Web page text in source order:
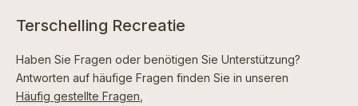
Terschelling Recreatie
Haben Sie Fragen oder benötigen Sie Unterstützung?
Antworten auf häufige Fragen finden Sie in unseren
Häufig gestellte Fragen